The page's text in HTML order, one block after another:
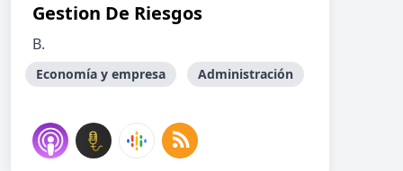
Gestion De Riesgos
B.
Economía y empresa Administración